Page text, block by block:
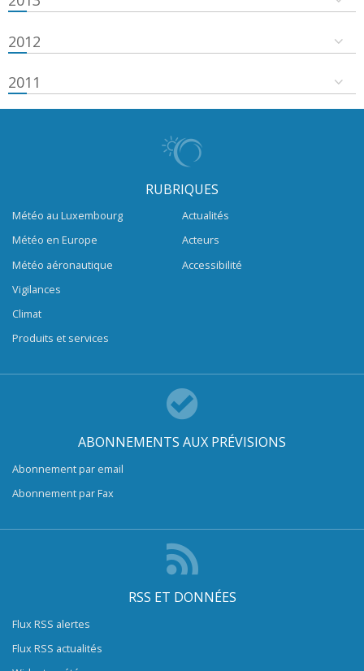
2012
2011
RUBRIQUES
Météo au Luxembourg
Météo en Europe
Météo aéronautique
Vigilances
Climat
Produits et services
Actualités
Acteurs
Accessibilité
ABONNEMENTS AUX PRÉVISIONS
Abonnement par email
Abonnement par Fax
RSS ET DONNÉES
Flux RSS alertes
Flux RSS actualités